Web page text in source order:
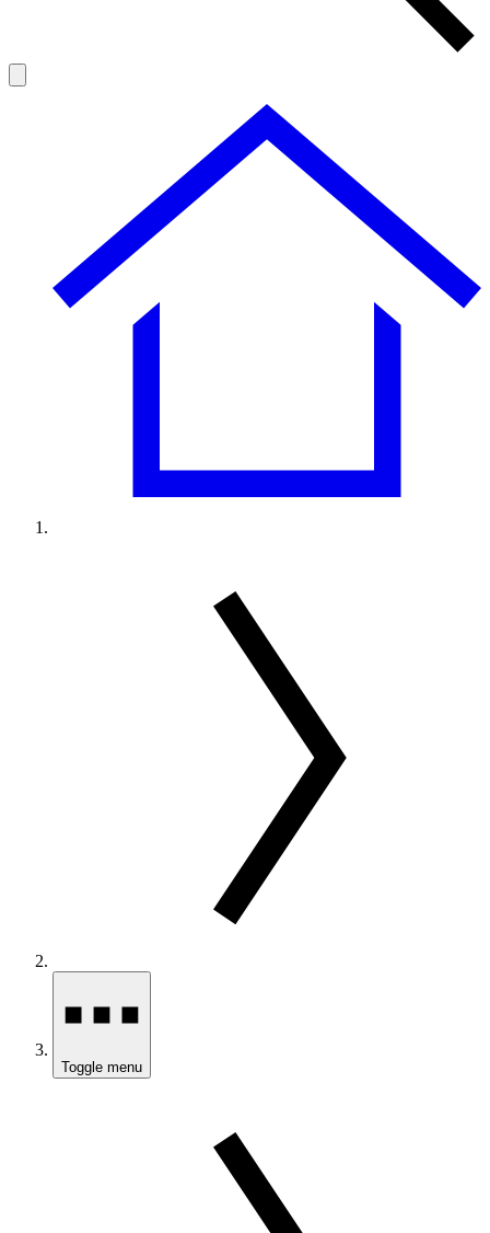
Toggle menu